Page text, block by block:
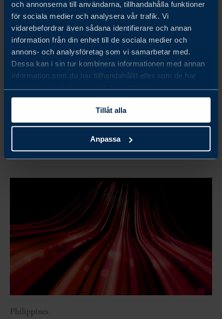
och annonserna till användarna, tillhandahålla funktioner
för sociala medier och analysera vår trafik. Vi
vidarebefordrar även sådana identifierare och annan
information från din enhet till de sociala medier och
annons- och analysföretag som vi samarbetar med.
Dessa kan i sin tur kombinera informationen med annan
information som du har tillhandahållit eller som de har
samlat in när du har använt deras tjänster.
Tillåt alla
Anpassa
Philippines
PHILIPPINES
LÄS MER
Philippines